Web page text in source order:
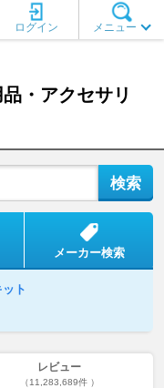
メニュー
ログイン
品・アクセサリ
メーカー検索
ト
レビュー
（11,283,689件 ）